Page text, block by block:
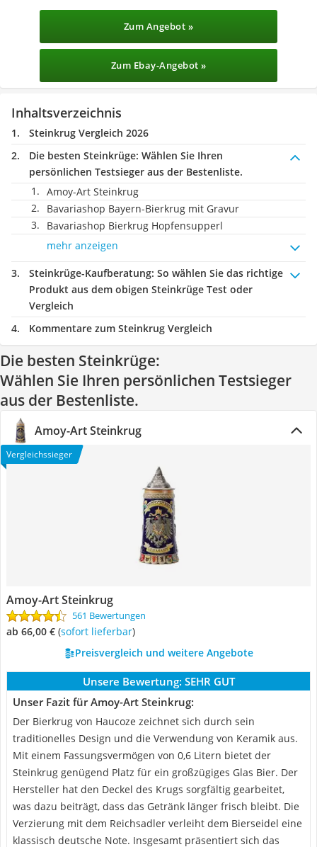
Zum Angebot »
Zum Ebay-Angebot »
Inhaltsverzeichnis
Steinkrug Vergleich 2026
Die besten Steinkrüge: Wählen Sie Ihren
persönlichen Testsieger aus der Bestenliste.
Amoy-Art Steinkrug
Bavariashop Bayern-Bierkrug mit Gravur
Bavariashop Bierkrug Hopfensupperl
mehr anzeigen
Steinkrüge-Kaufberatung: So wählen Sie das richtige
Produkt aus dem obigen Steinkrüge Test oder
Vergleich
Kommentare zum Steinkrug Vergleich
Die besten Steinkrüge:
Wählen Sie Ihren persönlichen Testsieger
aus der Bestenliste.
Amoy-Art Steinkrug
Vergleichssieger
Amoy-Art Steinkrug
561 Bewertungen
ab 66,00 € ( Sofort lieferbar)
Preisvergleich und weitere Angebote
Unsere Bewertung: SEHR GUT
Unser Fazit für Amoy-Art Steinkrug:
Der Bierkrug von Haucoze zeichnet sich durch sein
traditionelles Design und die Verwendung von Keramik aus.
Mit einem Fassungsvermögen von 0,6 Litern bietet der
Steinkrug genügend Platz für ein großzügiges Glas Bier. Der
Hersteller hat den Deckel des Krugs sorgfältig gearbeitet,
was dazu beiträgt, dass das Getränk länger frisch bleibt. Die
Verzierung mit dem Reichsadler verleiht dem Bierseidel eine
klassisch deutsche Note. Insgesamt präsentiert sich das